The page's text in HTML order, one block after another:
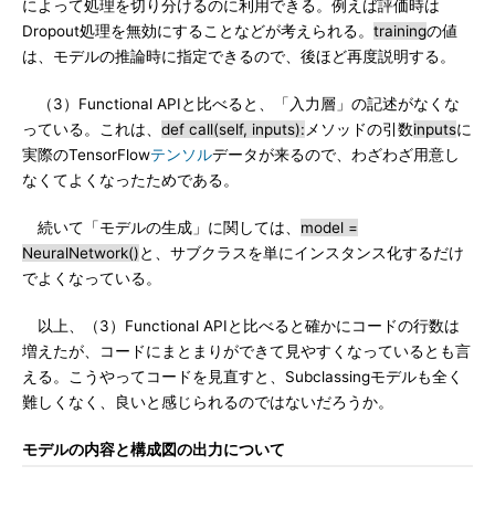
によって処理を切り分けるのに利用できる。例えば評価時は
Dropout処理を無効にすることなどが考えられる。 trainingの値
は、モデルの推論時に指定できるので、後ほど再度説明する。
（3）Functional APIと比べると、「入力層」の記述がなくな
っている。これは、 def call(self, inputs): メソッドの引数inputsに
実際のTensorFlowテンソルデータが来るので、わざわざ用意し
なくてよくなったためである。
続いて「モデルの生成」に関しては、 model =
NeuralNetwork()と、サブクラスを単にインスタンス化するだけ
でよくなっている。
以上、（3）Functional APIと比べると確かにコードの行数は
増えたが、コードにまとまりができて見やすくなっているとも言
える。こうやってコードを見直すと、Subclassingモデルも全く
難しくなく、良いと感じられるのではないだろうか。
モデルの内容と構成図の出力について